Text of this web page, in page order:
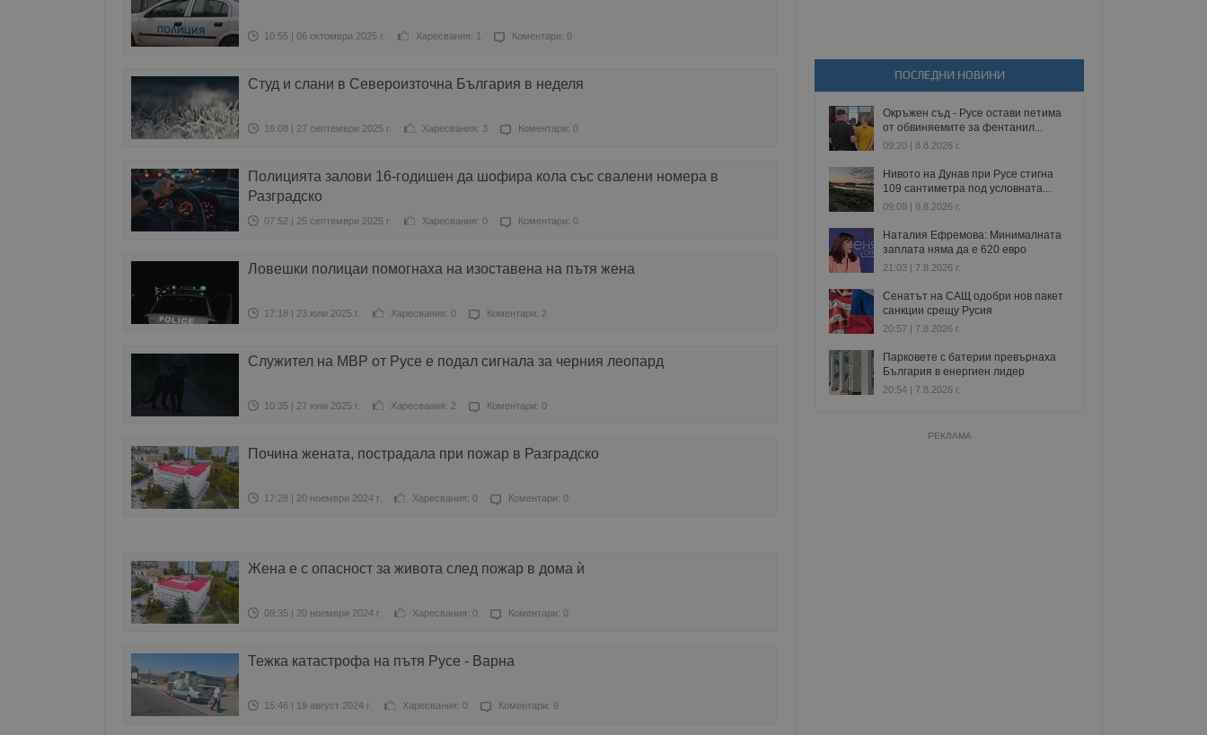
10:55 | 06 октомври 2025 г. Харесвания: 1 Коментари: 0
Студ и слани в Североизточна България в неделя
16:08 | 27 септември 2025 г. Харесвания: 3 Коментари: 0
Полицията залови 16-годишен да шофира кола със свалени номера в
Разградско
07:52 | 25 септември 2025 г. Харесвания: 0 Коментари: 0
Ловешки полицаи помогнаха на изоставена на пътя жена
17:18 | 23 юли 2025 г. Харесвания: 0 Коментари: 2
Служител на МВР от Русе е подал сигнала за черния леопард
10:35 | 27 юни 2025 г. Харесвания: 2 Коментари: 0
Почина жената, пострадала при пожар в Разградско
17:28 | 20 ноември 2024 г. Харесвания: 0 Коментари: 0
Жена е с опасност за живота след пожар в дома ѝ
09:35 | 20 ноември 2024 г. Харесвания: 0 Коментари: 0
Тежка катастрофа на пътя Русе - Варна
15:46 | 19 август 2024 г. Харесвания: 0 Коментари: 9
ПОСЛЕДНИ НОВИНИ
Окръжен съд - Русе остави петима
от обвиняемите за фентанил...
09:20 | 8.8.2026 г.
Нивото на Дунав при Русе стигна
109 сантиметра под условната...
09:09 | 8.8.2026 г.
Наталия Ефремова: Минималната
заплата няма да е 620 евро
21:03 | 7.8.2026 г.
Сенатът на САЩ одобри нов пакет
санкции срещу Русия
20:57 | 7.8.2026 г.
Парковете с батерии превърнаха
България в енергиен лидер
20:54 | 7.8.2026 г.
РЕКЛАМА